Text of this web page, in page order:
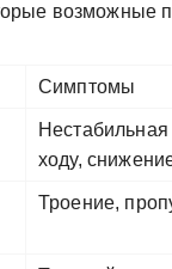
возможные
Симптомы
ходу,
Троение,